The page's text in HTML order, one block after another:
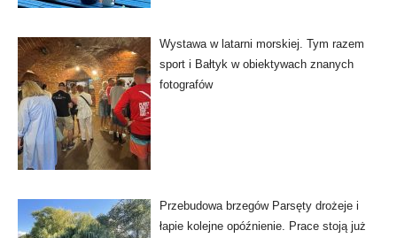
Wystawa w latarni morskiej. Tym razem
sport i Bałtyk w obiektywach znanych
fotografów
Przebudowa brzegów Parsęty drożeje i
łapie kolejne opóźnienie. Prace stoją już